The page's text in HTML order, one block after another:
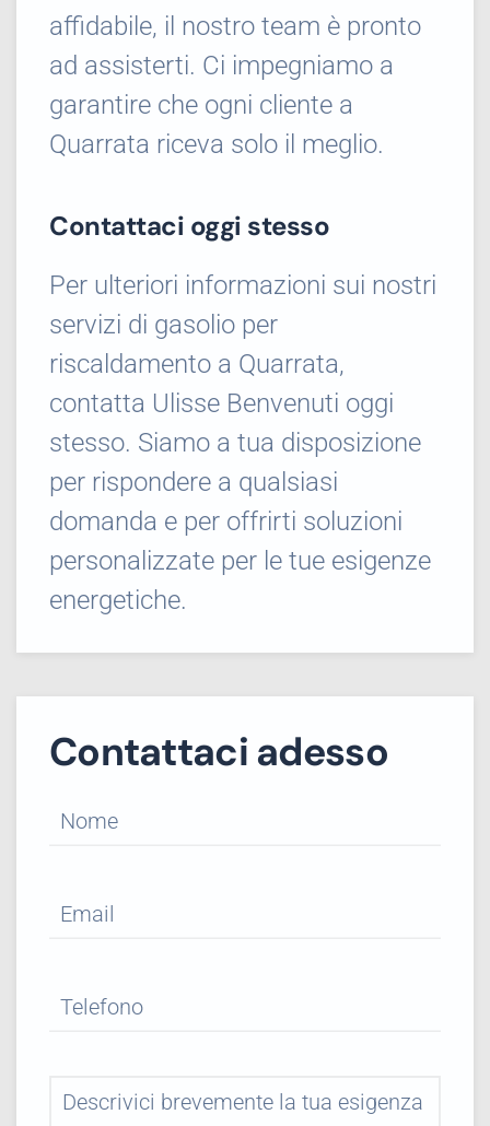
affidabile, il nostro team è pronto
ad assisterti. Ci impegniamo a
garantire che ogni cliente a
Quarrata riceva solo il meglio.
Contattaci oggi stesso
Per ulteriori informazioni sui nostri
servizi di gasolio per
riscaldamento a Quarrata,
contatta Ulisse Benvenuti oggi
stesso. Siamo a tua disposizione
per rispondere a qualsiasi
domanda e per offrirti soluzioni
personalizzate per le tue esigenze
energetiche.
Contattaci adesso